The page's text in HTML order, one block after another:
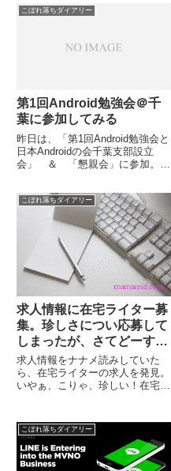
こぼれ落ちダイアリー
第1回Android勉強会＠千
葉に参加してみる
昨日は、「第1回Android勉強会と
日本Androidの会千葉支部設立
会」 ＆ 「懇親会」に参加。流
ラルパーク駅にて開催されたんだ
けどね。う～ん、マイナーな駅。
悪いけど、初耳な駅...
こぼれ落ちダイアリー
求人情報に在宅ライター募
集。珍しさについ応募して
しまったが、さてどーす
る。
求人情報をナナメ読みしていた
ら、在宅ライターの求人を発見。
いやぁ、こりゃ、珍しい！在宅ラ
バイト情報サイトに、鎮座してい
る！しかも、求人元が、名の通っ
た企業。こりゃ、応募するしかな
い...
こぼれ落ちダイアリー